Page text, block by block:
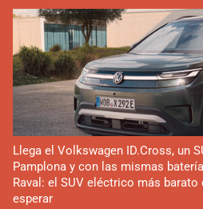
Llega el Volkswagen ID.Cross, un
Pamplona y con las mismas
Raval: el SUV eléctrico más barato
esperar